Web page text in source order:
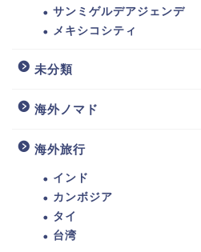
サンミゲルデアジェンデ
メキシコシティ
未分類
海外ノマド
海外旅行
インド
カンボジア
タイ
台湾